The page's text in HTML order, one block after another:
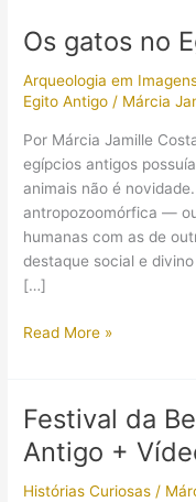
Os gatos no
Arqueologia em
Egito Antigo / Márcia
Por Márcia Jamille
egípcios antigos
animais não é
antropozoomórfica —
humanas com as de
destaque social e
[…]
Os
antigo
Read More »
Festival da
Antigo +
Histórias Curiosas /